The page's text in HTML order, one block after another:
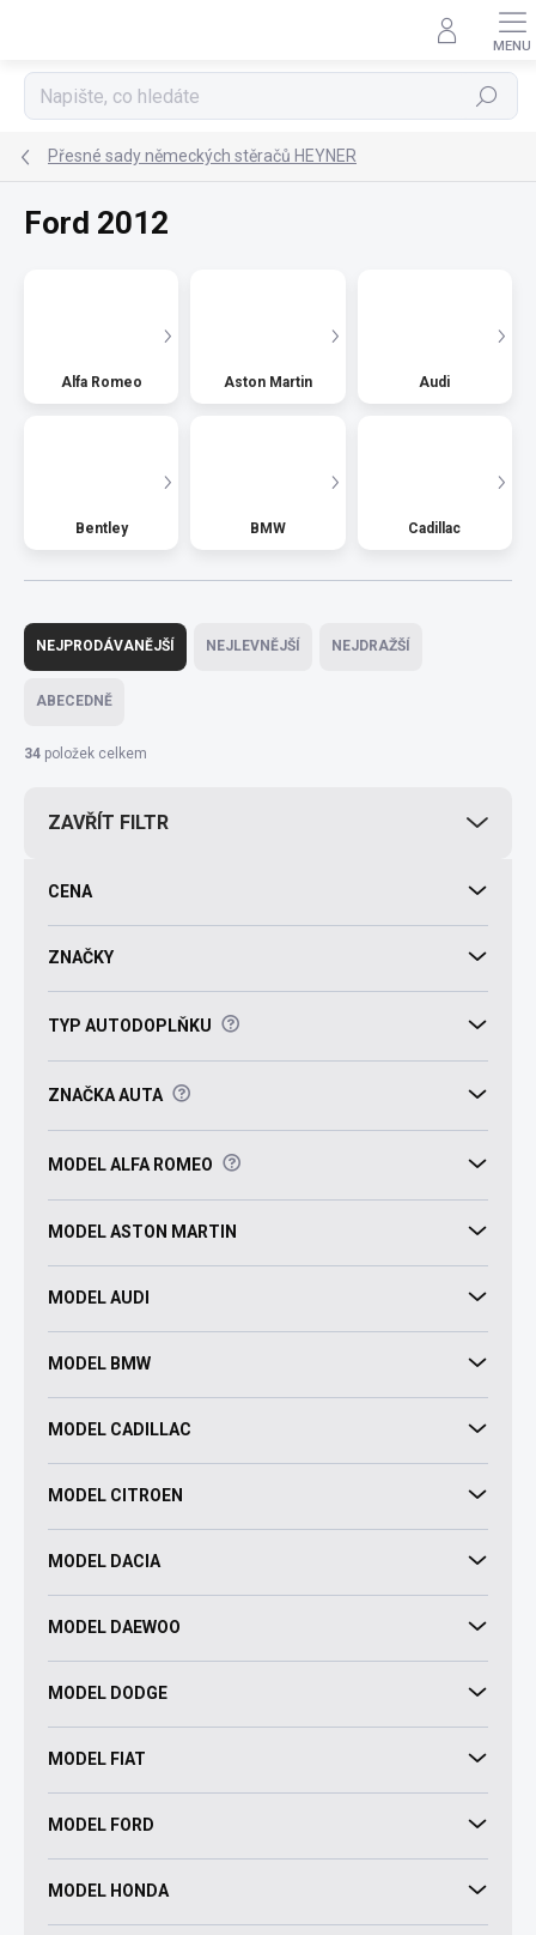
Hledat
Přesné sady německých stěračů HEYNER
Ford 2012
Alfa Romeo Aston Martin Audi
Bentley BMW Cadillac
Ř
z
í
NEJPRODÁVANĚJŠÍ NEJLEVNĚJŠÍ NEJDRAŽŠÍ
ABECEDNĚ
34 položek celkem
ZAVŘÍT FILTR
CENA
ZNAČKY
TYP AUTODOPLŇKU ?
ZNAČKA AUTA ?
MODEL ALFA ROMEO ?
MODEL ASTON MARTIN
MODEL AUDI
MODEL BMW
MODEL CADILLAC
MODEL CITROEN
MODEL DACIA
MODEL DAEWOO
MODEL DODGE
MODEL FIAT
MODEL FORD
MODEL HONDA